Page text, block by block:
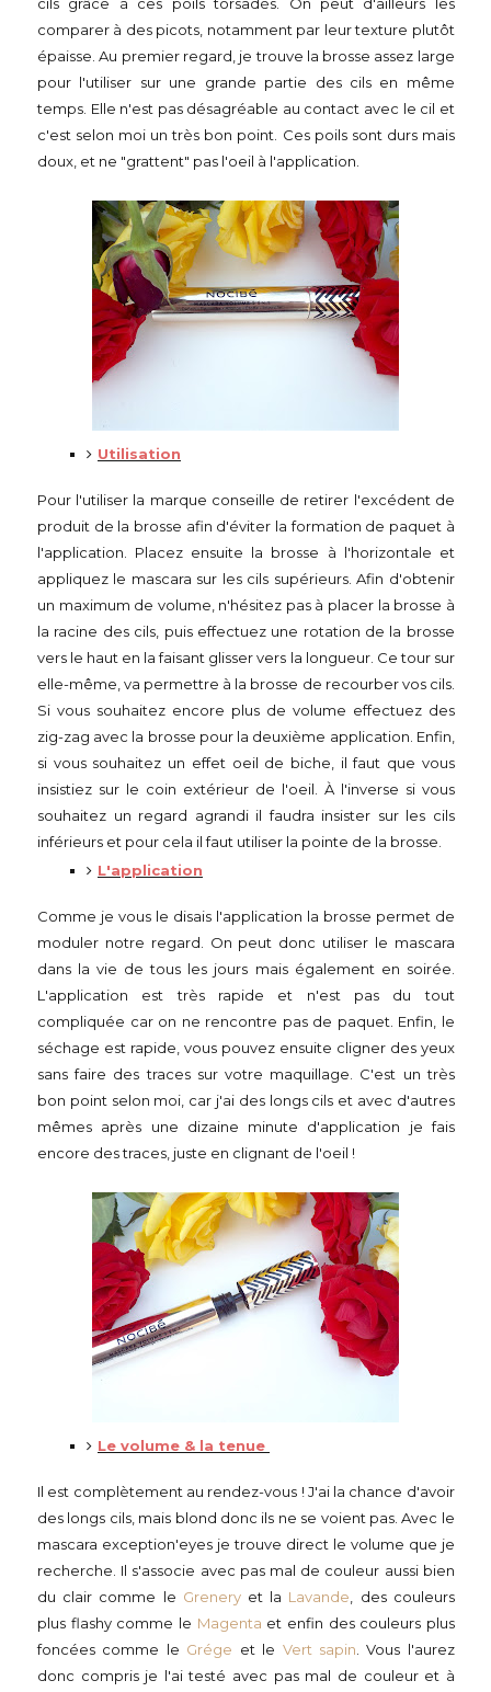
comparer à des picots, notamment par leur texture plutôt
épaisse. Au premier regard, je trouve la brosse assez large
pour l'utiliser sur une grande partie des cils en même
temps. Elle n'est pas désagréable au contact avec le cil et
c'est selon moi un très bon point. Ces poils sont durs mais
doux, et ne "grattent" pas l'oeil à l'application.
Utilisation
Pour l'utiliser la marque conseille de retirer l'excédent de
produit de la brosse afin d'éviter la formation de paquet à
l'application. Placez ensuite la brosse à l'horizontale et
appliquez le mascara sur les cils supérieurs. Afin d'obtenir
un maximum de volume, n'hésitez pas à placer la brosse à
la racine des cils, puis effectuez une rotation de la brosse
vers le haut en la faisant glisser vers la longueur. Ce tour sur
elle-même, va permettre à la brosse de recourber vos cils.
Si vous souhaitez encore plus de volume effectuez des
zig-zag avec la brosse pour la deuxième application. Enfin,
si vous souhaitez un effet oeil de biche, il faut que vous
insistiez sur le coin extérieur de l'oeil. À l'inverse si vous
souhaitez un regard agrandi il faudra insister sur les cils
inférieurs et pour cela il faut utiliser la pointe de la brosse.
L'application
Comme je vous le disais l'application la brosse permet de
moduler notre regard. On peut donc utiliser le mascara
dans la vie de tous les jours mais également en soirée.
L'application est très rapide et n'est pas du tout
compliquée car on ne rencontre pas de paquet. Enfin, le
séchage est rapide, vous pouvez ensuite cligner des yeux
sans faire des traces sur votre maquillage. C'est un très
bon point selon moi, car j'ai des longs cils et avec d'autres
mêmes après une dizaine minute d'application je fais
encore des traces, juste en clignant de l'oeil !
Le volume & la tenue
Il est complètement au rendez-vous ! J'ai la chance d'avoir
des longs cils, mais blond donc ils ne se voient pas. Avec le
mascara exception'eyes je trouve direct le volume que je
recherche. Il s'associe avec pas mal de couleur aussi bien
du clair comme le Greneryet la Lavande , des couleurs
plus flashy comme le Magenta et enfin des couleurs plus
foncées comme le Grége et le Vert sapin . Vous l'aurez
donc compris je l'ai testé avec pas mal de couleur et à